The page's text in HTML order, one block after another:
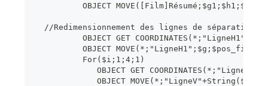
OBJECT
//Redimensionnement des lignes de séparation
OBJECT GET
OBJECT
For($i;1;4;1)
OBJECT GET
OBJECT